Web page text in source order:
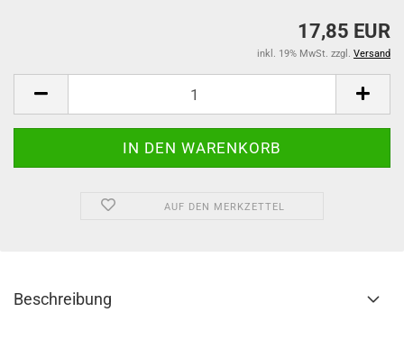
17,85 EUR
inkl. 19% MwSt. zzgl. Versand
AUF DEN MERKZETTEL
Beschreibung